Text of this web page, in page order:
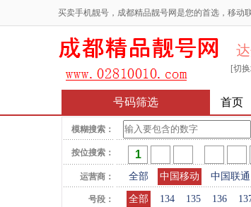
买卖手机靓号，成都精品靓号网是您的首选，移动
[切
号码筛选 首页
模糊搜索：
按位搜索：
运营商： 全部 中国移动 中国联通
号段： 全部 134 135 136